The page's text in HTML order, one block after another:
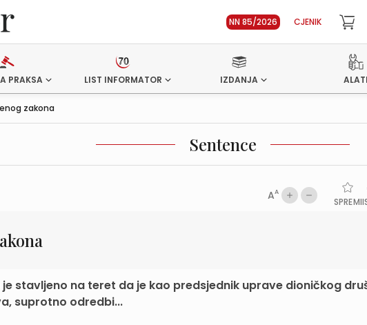
NN 85/2026 CJENIK
PRAKSA LIST INFORMATOR IZDANJA ALATI
zakona
Sentence
AA
SPREMI
stavljeno na teret da je kao predsjednik uprave dioničkog
suprotno odredbi...